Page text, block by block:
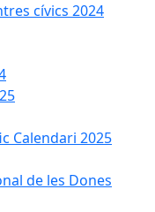
cívics 2024
Calendari 2025
de les Dones